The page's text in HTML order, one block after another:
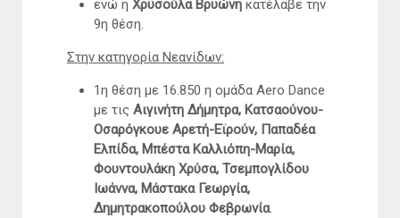
ενώ η Χρυσούλα Βρυώνη κατέλαβε την
9η θέση.
Στην κατηγορία Νεανίδων:
1η θέση με 16.850 η ομάδα Aero Dance
με τις Αιγινήτη Δήμητρα, Κατσαούνου-
Οσαρόγκουε Αρετή-Εϊρούν, Παπαδέα
Ελπίδα, Μπέστα Καλλιόπη-Μαρία,
Φουντουλάκη Χρύσα, Τσεμπογλίδου
Ιωάννα, Μάστακα Γεωργία,
Δημητρακοπούλου Φεβρωνία.